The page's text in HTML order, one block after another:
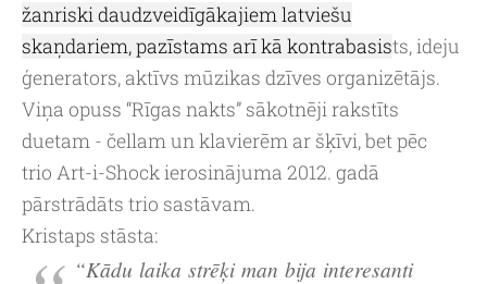
žanriski daudzveidīgākajiem latviešu
skaņdariem, pazīstams arī kā kontrabasists, ideju
ģenerators, aktīvs mūzikas dzīves organizētājs.
Viņa opuss “Rīgas nakts” sākotnēji rakstīts
duetam - čellam un klavierēm ar šķīvi, bet pēc
trio Art-i-Shockierosinājuma 2012. gadā
pārstrādāts trio sastāvam.
Kristaps stāsta:
“Kādu laika strēķi man bija interesanti